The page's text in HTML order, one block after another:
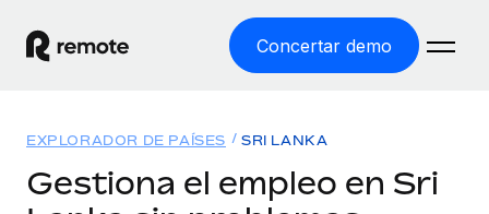
Concertar demo
EXPLORADOR DE PAÍSES SRI LANKA
Gestiona el empleo en Sri